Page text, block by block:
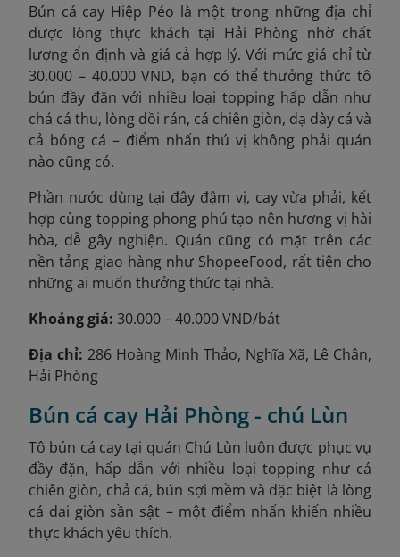
Bún cá cay Hiệp Péo là một trong những địa chỉ
được lòng thực khách tại Hải Phòng nhờ chất
lượng ổn định và giá cả hợp lý. Với mức giá chỉ từ
30.000 – 40.000 VND, bạn có thể thưởng thức tô
bún đầy đặn với nhiều loại topping hấp dẫn như
chả cá thu, lòng dồi rán, cá chiên giòn, dạ dày cá và
cả bóng cá – điểm nhấn thú vị không phải quán
nào cũng có.
Phần nước dùng tại đây đậm vị, cay vừa phải, kết
hợp cùng topping phong phú tạo nên hương vị hài
hòa, dễ gây nghiện. Quán cũng có mặt trên các
nền tảng giao hàng như ShopeeFood, rất tiện cho
những ai muốn thưởng thức tại nhà.
Khoảng giá: 30.000 – 40.000 VND/bát
Địa chỉ: 286 Hoàng Minh Thảo, Nghĩa Xã, Lê Chân,
Hải Phòng
Bún cá cay Hải Phòng - chú Lùn
Tô bún cá cay tại quán Chú Lùn luôn được phục vụ
đầy đặn, hấp dẫn với nhiều loại topping như cá
chiên giòn, chả cá, bún sợi mềm và đặc biệt là lòng
cá dai giòn sần sật – một điểm nhấn khiến nhiều
thực khách yêu thích.